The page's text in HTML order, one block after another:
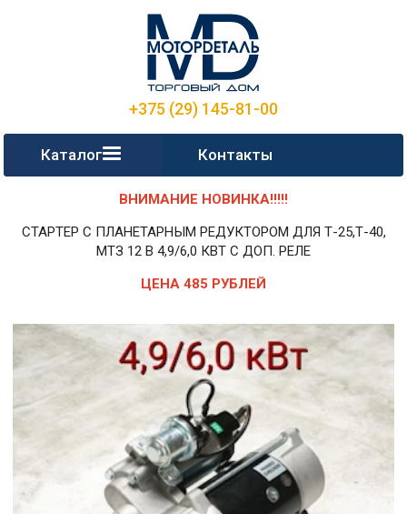
+375 (29) 145-81-00
Каталог Контакты
ВНИМАНИЕ НОВИНКА!!!!!
СТАРТЕР С ПЛАНЕТАРНЫМ РЕДУКТОРОМ ДЛЯ Т-25,Т-40,
МТЗ 12 В 4,9/6,0 КВТ С ДОП. РЕЛЕ
ЦЕНА 485 РУБЛЕЙ